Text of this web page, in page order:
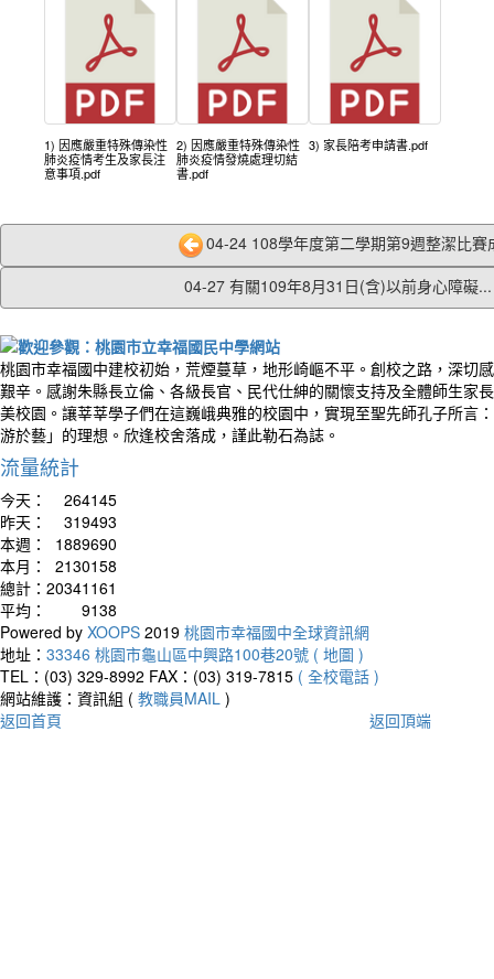
1) 因應嚴重特殊傳染性
肺炎疫情考生及家長注
意事項.pdf
2) 因應嚴重特殊傳染性
肺炎疫情發燒處理切結
書.pdf
3) 家長陪考申請書.pdf
04-24 108學年度第二學期第9週整潔比賽
04-27 有關109年8月31日(含)以前身心障礙...
桃園市幸福國中建校初始，荒煙蔓草，地形崎嶇不平。創校之路，深切
艱辛。感謝朱縣長立倫、各級長官、民代仕紳的關懷支持及全體師生家
美校園。讓莘莘學子們在這巍峨典雅的校園中，實現至聖先師孔子所言
游於藝」的理想。欣逢校舍落成，謹此勒石為誌。
流量統計
今天：
264145
昨天：
319493
本週：
1889690
本月：
2130158
總計： 20341161
平均：
9138
Powered by XOOPS 2019 桃園市幸福國中全球資訊網
地址： 33346 桃園市龜山區中興路100巷20號 ( 地圖 )
TEL：(03) 329-8992 FAX：(03) 319-7815 ( 全校電話 )
網站維護：資訊組 ( 教職員MAIL )
返回首頁
返回頂端